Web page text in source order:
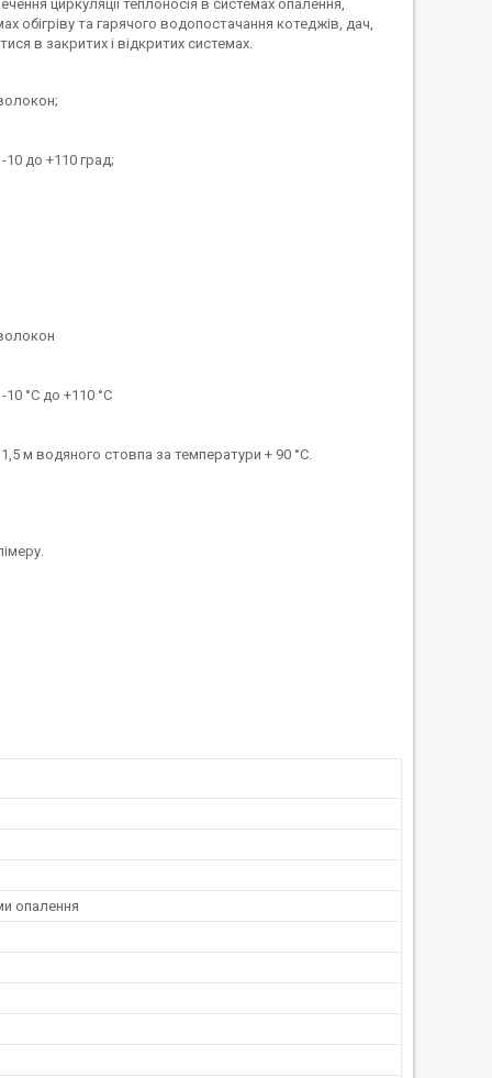
циркуляції теплоносія в системах опалення,
обігріву та гарячого водопостачання котеджів, дач,
в закритих і відкритих системах.
10 до +110 град;
°C до +110 °C
м водяного стовпа за температури + 90 °C.
опалення